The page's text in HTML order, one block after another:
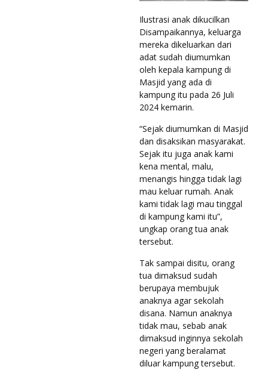
Ilustrasi anak dikucilkan
Disampaikannya, keluarga
mereka dikeluarkan dari
adat sudah diumumkan
oleh kepala kampung di
Masjid yang ada di
kampung itu pada 26 Juli
2024 kemarin.
“Sejak diumumkan di Masjid
dan disaksikan masyarakat.
Sejak itu juga anak kami
kena mental, malu,
menangis hingga tidak lagi
mau keluar rumah. Anak
kami tidak lagi mau tinggal
di kampung kami itu”,
ungkap orang tua anak
tersebut.
Tak sampai disitu, orang
tua dimaksud sudah
berupaya membujuk
anaknya agar sekolah
disana. Namun anaknya
tidak mau, sebab anak
dimaksud inginnya sekolah
negeri yang beralamat
diluar kampung tersebut.